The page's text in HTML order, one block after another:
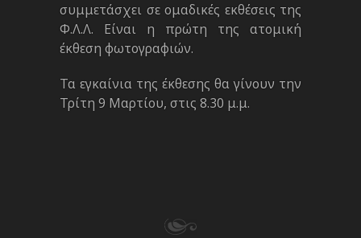
συμμετάσχει σε ομαδικές εκθέσεις της
Φ.Λ.Λ. Είναι η πρώτη της ατομική
έκθεση φωτογραφιών.
Τα εγκαίνια της έκθεσης θα γίνουν την
Τρίτη 9 Μαρτίου, στις 8.30 μ.μ.